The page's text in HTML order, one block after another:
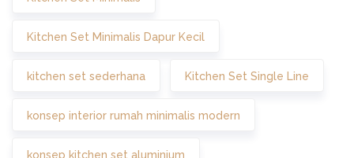
Kitchen Set Minimalis Dapur Kecil
kitchen set sederhana Kitchen Set Single Line
konsep interior rumah minimalis modern
konsep kitchen set aluminium